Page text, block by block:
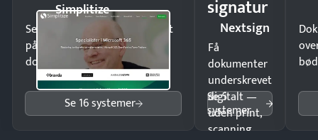
Simplitize
Send kontrakter til underskrift
på minutter og mist ingen
dokumenter.
Se 16 systemer
signatur
Nextsign
Få
dokumenter
underskrevet
digitalt —
uden print,
scanning
Se 5
systemer